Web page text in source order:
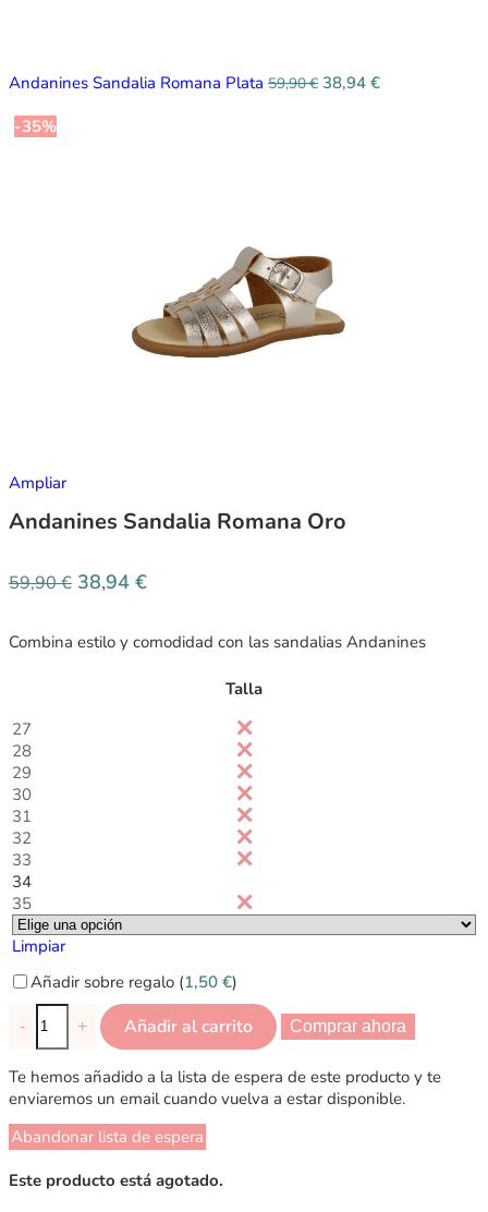
Andanines Sandalia Romana Plata 59,90€ 38,94 €
-35%
Ampliar
Andanines Sandalia Romana Oro
59,90€ 38,94 €
Combina estilo y comodidad con las sandalias Andanines
Talla
27
28
29
30
31
32
33
34
35
Limpiar
Añadir sobre regalo (1,50 €)
- + Añadir al carrito Comprar ahora
Te hemos añadido a la lista de espera de este producto y te
enviaremos un email cuando vuelva a estar disponible.
Abandonar lista de espera
Este producto está agotado.